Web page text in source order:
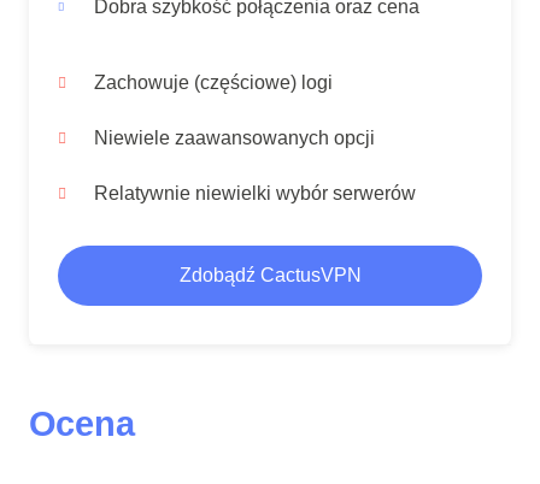
Dobra szybkość połączenia oraz cena
Zachowuje (częściowe) logi
Niewiele zaawansowanych opcji
Relatywnie niewielki wybór serwerów
Zdobądź CactusVPN
Ocena